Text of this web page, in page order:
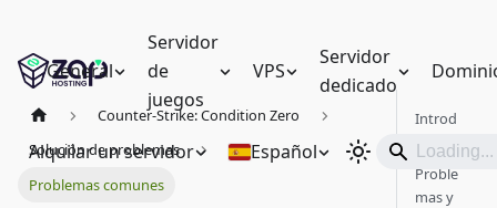
General
Servidor
de
juegos
VPS
Servidor
dedicado
Alquilar un servidor Español
Counter-Strike: Condition Zero
Solución de problemas
Problemas comunes
Introd
ucción
Proble
mas y